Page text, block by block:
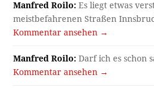
Manfred Roilo: Es liegt etwas
meistbefahrenen Straßen
Kommentar ansehen →
Manfred Roilo: Darf ich es schon
Kommentar ansehen →